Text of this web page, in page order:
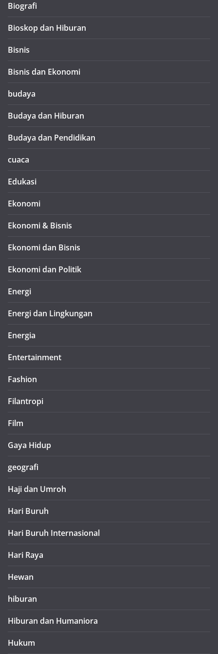
Biografi
Bioskop dan Hiburan
Bisnis
Bisnis dan Ekonomi
budaya
Budaya dan Hiburan
Budaya dan Pendidikan
cuaca
Edukasi
Ekonomi
Ekonomi & Bisnis
Ekonomi dan Bisnis
Ekonomi dan Politik
Energi
Energi dan Lingkungan
Energia
Entertainment
Fashion
Filantropi
Film
Gaya Hidup
geografi
Haji dan Umroh
Hari Buruh
Hari Buruh Internasional
Hari Raya
Hewan
hiburan
Hiburan dan Humaniora
Hukum